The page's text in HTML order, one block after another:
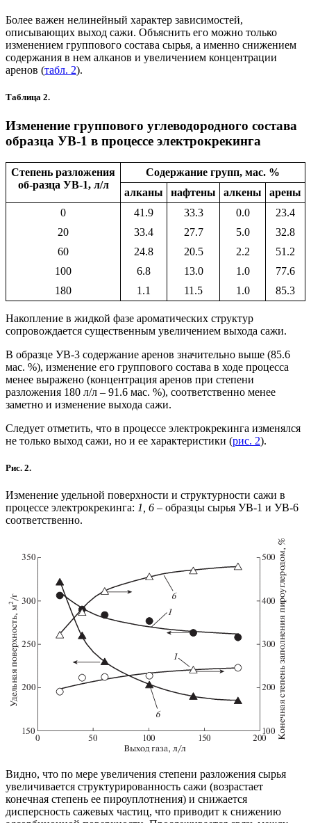
Более важен нелинейный характер зависимостей,
описывающих выход сажи. Объяснить его можно только
изменением группового состава сырья, а именно снижением
содержания в нем алканов и увеличением концентрации
аренов (табл. 2).
Таблица 2.
Изменение группового углеводородного состава
образца УВ-1 в процессе электрокрекинга
Степень разложения
об-разца УВ-1, л/л
Содержание групп, мас. %
алканы
нафтены алкены
арены
0
41.9 33.3 0.0
23.4
20
33.4 27.7 5.0
32.8
60
24.8 20.5 2.2
51.2
100
6.8 13.0 1.0
77.6
180
1.1 11.5 1.0 85.3
Накопление в жидкой фазе ароматических структур
сопровождается существенным увеличением выхода сажи.
В образце УВ-3 содержание аренов значительно выше (85.6
мас. %), изменение его группового состава в ходе процесса
менее выражено (концентрация аренов при степени
разложения 180 л/л – 91.6 мас. %), соответственно менее
заметно и изменение выхода сажи.
Следует отметить, что в процессе электрокрекинга изменялся
не только выход сажи, но и ее характеристики (рис. 2).
Рис. 2.
Изменение удельной поверхности и структурности сажи в
процессе электрокрекинга: 1, 6 – образцы сырья УВ-1 и УВ-6
соответственно.
Видно, что по мере увеличения степени разложения сырья
увеличивается структурированность сажи (возрастает
конечная степень ее пироуплотнения) и снижается
дисперсность сажевых частиц, что приводит к снижению